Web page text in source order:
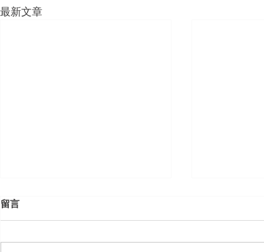
最新文章
留言